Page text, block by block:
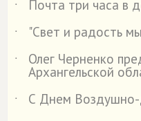
˙
Почта три часа в
˙
"Свет и радость
˙
Олег Черненко
Архангельской
˙
С Днем Воздушно-